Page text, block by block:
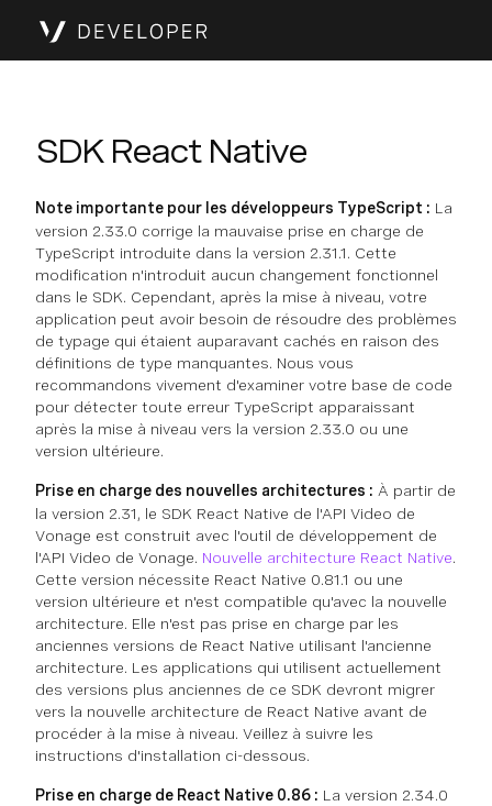
SDK React Native
Note importante pour les développeurs TypeScript : La
version 2.33.0 corrige la mauvaise prise en charge de
TypeScript introduite dans la version 2.31.1. Cette
modification n'introduit aucun changement fonctionnel
dans le SDK. Cependant, après la mise à niveau, votre
application peut avoir besoin de résoudre des problèmes
de typage qui étaient auparavant cachés en raison des
définitions de type manquantes. Nous vous
recommandons vivement d'examiner votre base de code
pour détecter toute erreur TypeScript apparaissant
après la mise à niveau vers la version 2.33.0 ou une
version ultérieure.
Prise en charge des nouvelles architectures : À partir de
la version 2.31, le SDK React Native de l'API Video de
Vonage est construit avec l'outil de développement de
l'API Video de Vonage. Nouvelle architecture React Native.
Cette version nécessite React Native 0.81.1 ou une
version ultérieure et n'est compatible qu'avec la nouvelle
architecture. Elle n'est pas prise en charge par les
anciennes versions de React Native utilisant l'ancienne
architecture. Les applications qui utilisent actuellement
des versions plus anciennes de ce SDK devront migrer
vers la nouvelle architecture de React Native avant de
procéder à la mise à niveau. Veillez à suivre les
instructions d'installation ci-dessous.
Prise en charge de React Native 0.86 : La version 2.34.0